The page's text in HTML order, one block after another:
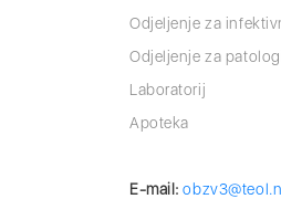
Odjeljenje za
Odjeljenje za
Laboratorij
Apoteka
E-mail: